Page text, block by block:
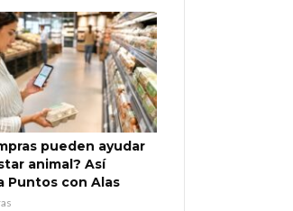
pueden ayudar
animal? Así
Puntos con Alas